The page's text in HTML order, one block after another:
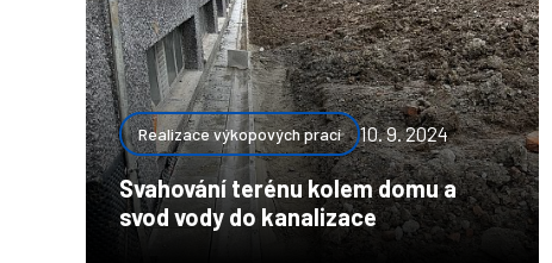
Realizace výkopových prací 10. 9. 2024
Svahování terénu kolem domu a
svod vody do kanalizace